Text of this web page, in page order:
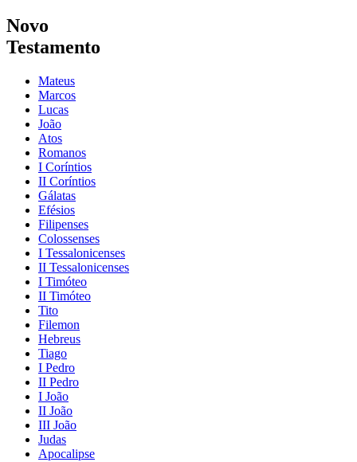
Novo
Testamento
Mateus
Marcos
Lucas
João
Atos
Romanos
I Coríntios
II Coríntios
Gálatas
Efésios
Filipenses
Colossenses
I Tessalonicenses
II Tessalonicenses
I Timóteo
II Timóteo
Tito
Filemon
Hebreus
Tiago
I Pedro
II Pedro
I João
II João
III João
Judas
Apocalipse